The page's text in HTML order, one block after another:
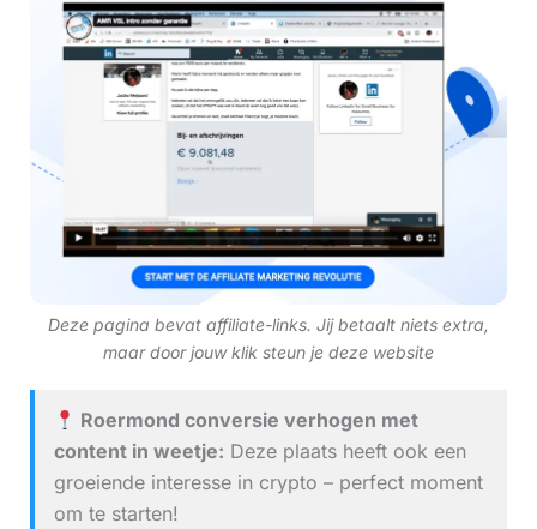
Deze pagina bevat affiliate-links. Jij betaalt niets extra,
maar door jouw klik steun je deze website
Roermond conversie verhogen met
content in weetje: Deze plaats heeft ook een
groeiende interesse in crypto – perfect moment
om te starten!